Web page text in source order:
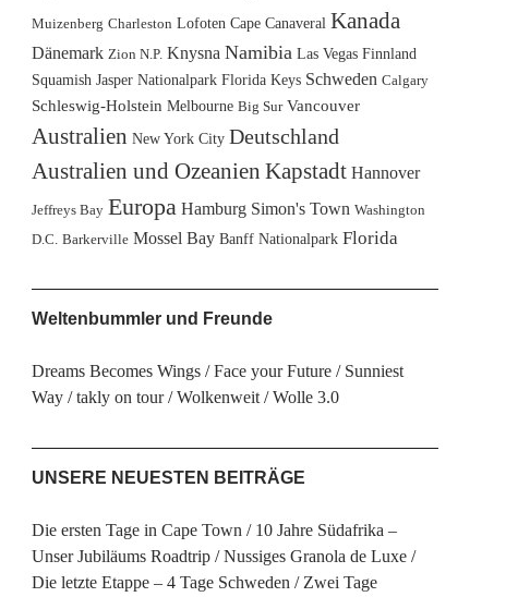
Muizenberg Charleston Lofoten Cape Canaveral Kanada
Dänemark Zion N.P. Knysna Namibia Las Vegas Finnland
Squamish Jasper Nationalpark Florida Keys Schweden Calgary
Schleswig-Holstein Melbourne Big Sur Vancouver
Australien New York City Deutschland
Australien und Ozeanien Kapstadt Hannover
Jeffreys Bay Europa Hamburg Simon's Town Washington
D.C. Barkerville Mossel Bay Banff Nationalpark Florida
Weltenbummler und Freunde
Dreams Becomes Wings Face your Future
Sunniest
Way
takly on tour Wolkenweit Wolle 3.0
UNSERE NEUESTEN BEITRÄGE
Die ersten Tage in Cape Town
10 Jahre Südafrika –
Unser Jubiläums Roadtrip
Nussiges Granola de Luxe
Die letzte Etappe – 4 Tage Schweden
Zwei Tage